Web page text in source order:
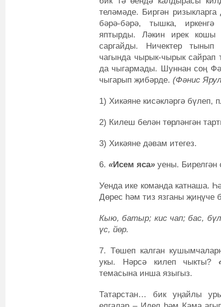
теләмәде. Биргән
бәрә-бәрә, тышка,
яптырды. Ләкин ирек кошы
саргайды. Ничектер
чагында чырык-чырык сайрап
да чыгармады. Шуннан соң
чыгарып җибәрде. (Фәнис
1) Хикәяне кисәкләргә бүлеп,
2) Килеш белән төрләнгән
3) Хикәяне дәвам итегез.
6. «Исем яса» уены. Бирелгән
Уенда ике команда катнаша.
Дөрес һәм тиз язганы җиңүче
Кыю, батыр; кис чап; бас,
үс, йөр.
7. Төшеп калган
укы. Нәрсә килеп чыкты?
темасына инша языгыз.
Татарстан… бик уңайлы